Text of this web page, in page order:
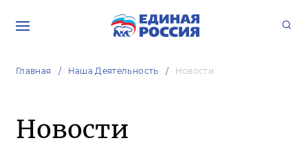
Главная Наша Деятельность Новости
Новости